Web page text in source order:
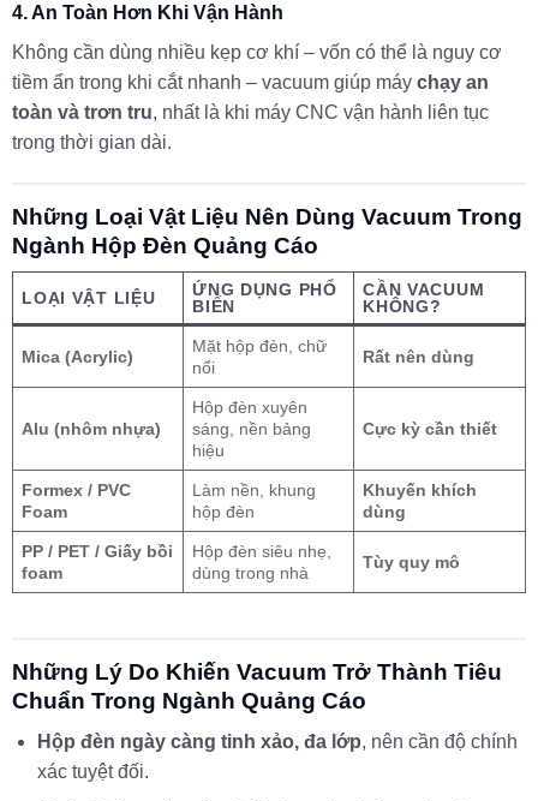
4. An Toàn Hơn Khi Vận Hành
Không cần dùng nhiều kẹp cơ khí – vốn có thể là nguy cơ
tiềm ẩn trong khi cắt nhanh – vacuum giúp máy chạy an
toàn và trơn tru, nhất là khi máy CNC vận hành liên tục
trong thời gian dài.
Những Loại Vật Liệu Nên Dùng Vacuum Trong
Ngành Hộp Đèn Quảng Cáo
LOẠI VẬT LIỆU
ỨNG DỤNG PHỔ
BIẾN
CẦN VACUUM
KHÔNG?
Mica (Acrylic)
Mặt hộp đèn, chữ
nổi
Rất nên dùng
Alu (nhôm nhựa)
Hộp đèn xuyên
sáng, nền bảng
hiệu
Cực kỳ cần thiết
Formex / PVC
Foam
Làm nền, khung
hộp đèn
Khuyến khích
dùng
PP / PET / Giấy bồi
foam
Hộp đèn siêu nhẹ,
dùng trong nhà
Tùy quy mô
Những Lý Do Khiến Vacuum Trở Thành Tiêu
Chuẩn Trong Ngành Quảng Cáo
Hộp đèn ngày càng tinh xảo, đa lớp, nên cần độ chính
xác tuyệt đối.